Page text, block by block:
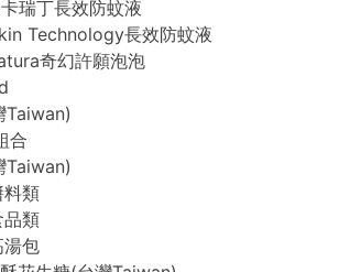
瑞丁長效防蚊液
Technology長效防蚊液
奇幻許願泡泡
Taiwan)
合
Taiwan)
料類
品類
湯包